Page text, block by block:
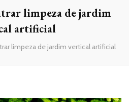
limpeza de jardim
artificial
limpeza de jardim vertical artificial